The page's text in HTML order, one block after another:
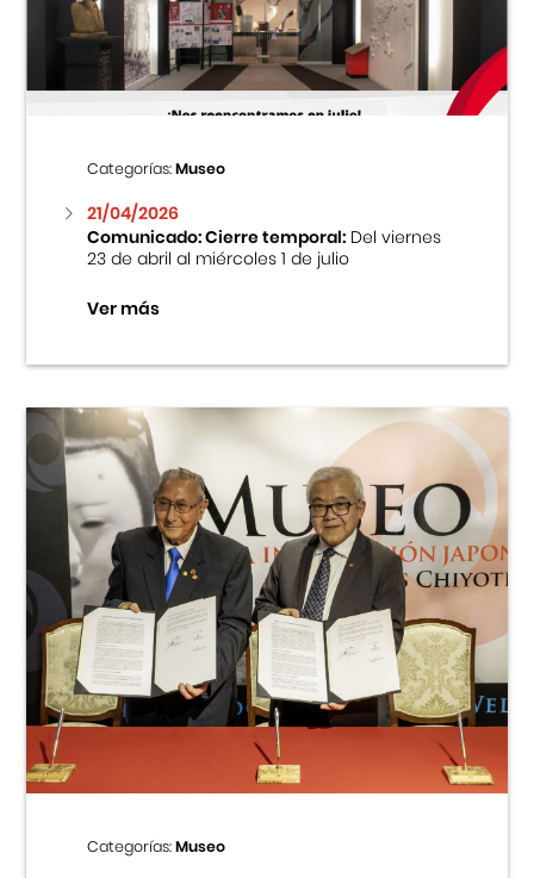
Centro Cultural Peruano Japonés
Museo de la Inmigración Japonesa
Fondo Editorial
Teatro Peruano Japonés
Categorías:Museo
21/04/2026
Comunicado: Cierre temporal:Del viernes
23 de abril al miércoles 1 de julio
Ver más
Categorías:Museo